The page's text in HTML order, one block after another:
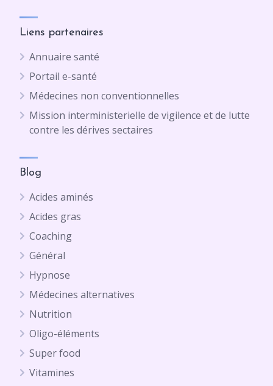
Liens partenaires
Annuaire santé
Portail e-santé
Médecines non conventionnelles
Mission interministerielle de vigilence et de lutte
contre les dérives sectaires
Blog
Acides aminés
Acides gras
Coaching
Général
Hypnose
Médecines alternatives
Nutrition
Oligo-éléments
Super food
Vitamines